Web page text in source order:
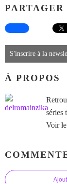
S'inscrire à la
À PROPOS
séries
Voir